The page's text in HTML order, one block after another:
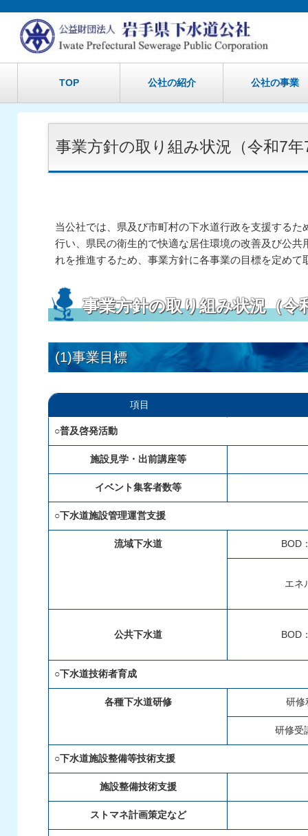
TOP 公社の紹介 公社の事業
事業方針の取り組み状況（令和7
当公社では、県及び市町村の下水道行政を支援する
行い、県民の衛生的で快適な居住環境の改善及び公
れを推進するため、事業方針に各事業の目標を定めて
事業方針の取り組み状況（令
(1)事業目標
項目
○普及啓発活動
施設見学・出前講座等
イベント集客者数等
○下水道施設管理運営支援
流域下水道 BOD
エネ
公共下水道 BOD
○下水道技術者育成
各種下水道研修 研修
研修受
○下水道施設整備等技術支援
施設整備技術支援
ストマネ計画策定など